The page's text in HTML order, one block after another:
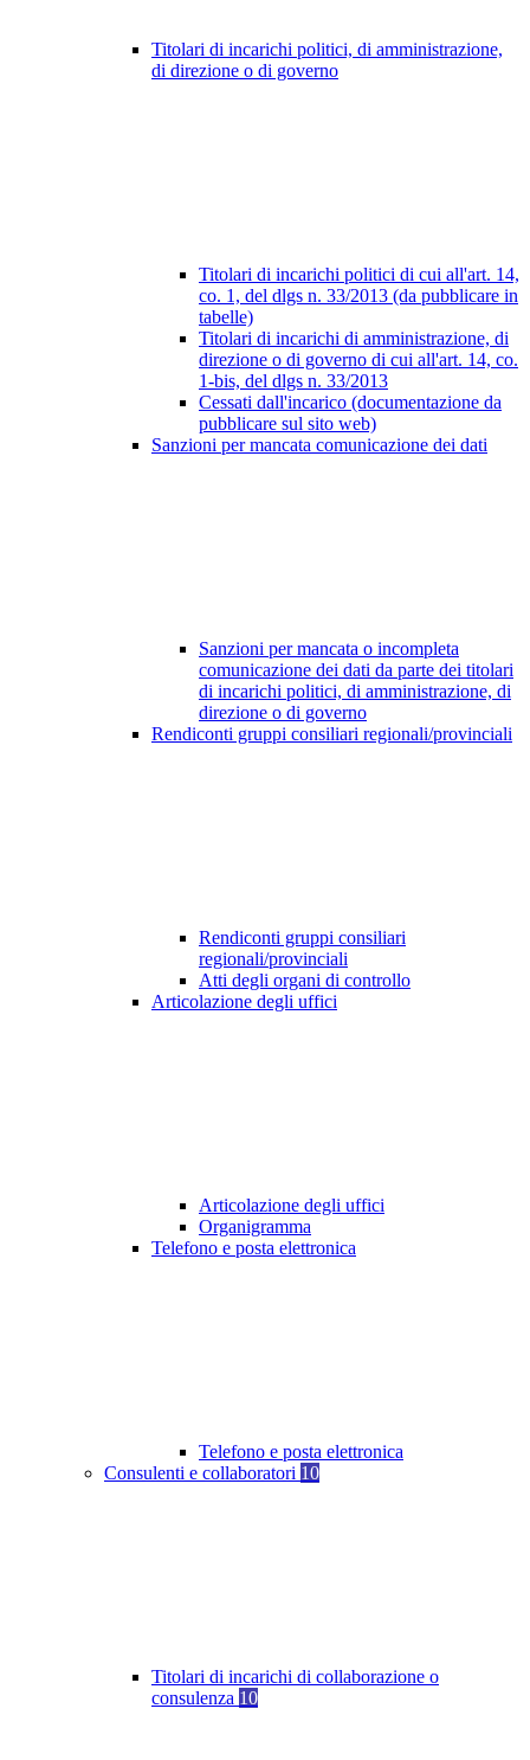
Titolari di incarichi politici, di amministrazione,
di direzione o di governo
Titolari di incarichi politici di cui all'art. 14,
co. 1, del dlgs n. 33/2013 (da pubblicare in
tabelle)
Titolari di incarichi di amministrazione, di
direzione o di governo di cui all'art. 14, co.
1-bis, del dlgs n. 33/2013
Cessati dall'incarico (documentazione da
pubblicare sul sito web)
Sanzioni per mancata comunicazione dei dati
Sanzioni per mancata o incompleta
comunicazione dei dati da parte dei titolari
di incarichi politici, di amministrazione, di
direzione o di governo
Rendiconti gruppi consiliari regionali/provinciali
Rendiconti gruppi consiliari
regionali/provinciali
Atti degli organi di controllo
Articolazione degli uffici
Articolazione degli uffici
Organigramma
Telefono e posta elettronica
Telefono e posta elettronica
Consulenti e collaboratori 10
Titolari di incarichi di collaborazione o
consulenza 10